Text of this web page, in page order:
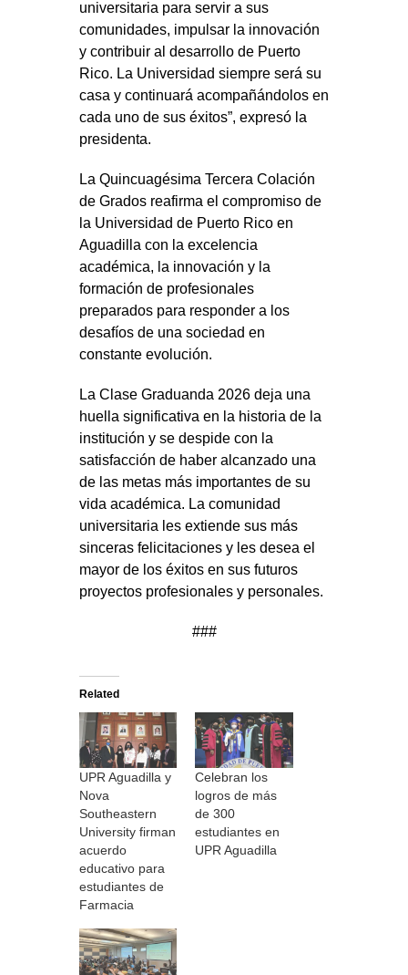
universitaria para servir a sus
comunidades, impulsar la innovación
y contribuir al desarrollo de Puerto
Rico. La Universidad siempre será su
casa y continuará acompañándolos en
cada uno de sus éxitos”, expresó la
presidenta.
La Quincuagésima Tercera Colación
de Grados reafirma el compromiso de
la Universidad de Puerto Rico en
Aguadilla con la excelencia
académica, la innovación y la
formación de profesionales
preparados para responder a los
desafíos de una sociedad en
constante evolución.
La Clase Graduanda 2026 deja una
huella significativa en la historia de la
institución y se despide con la
satisfacción de haber alcanzado una
de las metas más importantes de su
vida académica. La comunidad
universitaria les extiende sus más
sinceras felicitaciones y les desea el
mayor de los éxitos en sus futuros
proyectos profesionales y personales.
###
Related
UPR Aguadilla y
Nova
Southeastern
University firman
acuerdo
educativo para
estudiantes de
Farmacia
Celebran los
logros de más
de 300
estudiantes en
UPR Aguadilla